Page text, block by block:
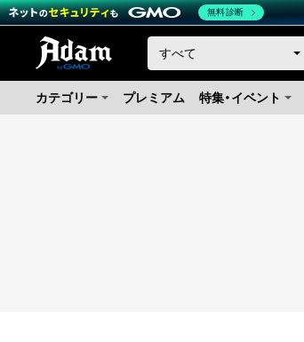
カテゴリー プレミアム 特集・イベント
無料診断